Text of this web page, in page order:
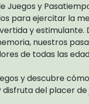
Juegos y
para ejercitar la
y estimulante.
nuestros
de todas las
y descubre
disfruta del placer